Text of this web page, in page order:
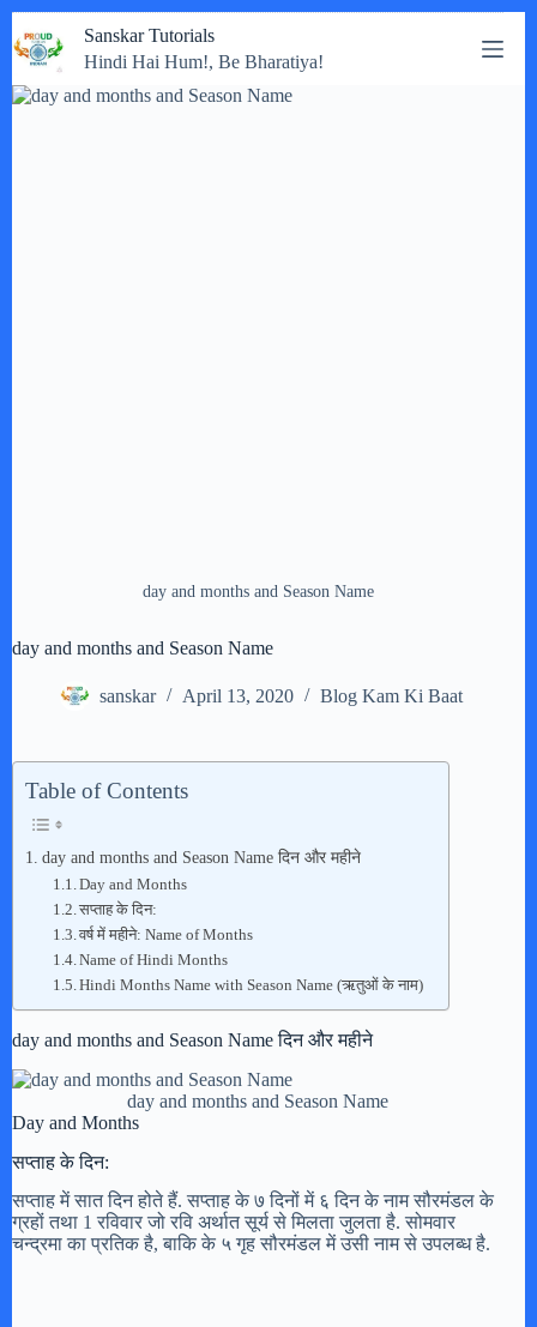
to
content
Sanskar Tutorials
Hindi Hai Hum!, Be Bharatiya!
day and months and Season Name
day and months and Season Name
sanskar April 13, 2020 Blog Kam Ki Baat
Table of Contents
day and months and Season Name दिन और महीने
Day and Months
सप्ताह के दिन:
वर्ष में महीने: Name of Months
Name of Hindi Months
Hindi Months Name with Season Name (ऋतुओं के नाम)
day and months and Season Name दिन और महीने
day and months and Season Name
Day and Months
सप्ताह के दिन:
सप्ताह में सात दिन होते हैं. सप्ताह के ७ दिनों में ६ दिन के नाम सौरमंडल के
ग्रहों तथा 1 रविवार जो रवि अर्थात सूर्य से मिलता जुलता है. सोमवार
चन्द्रमा का प्रतिक है, बाकि के ५ गृह सौरमंडल में उसी नाम से उपलब्ध है.